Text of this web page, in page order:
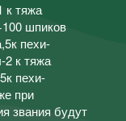
к тяжа
шпиков
пехи-
к тяжа
пехи-
при
звания будут